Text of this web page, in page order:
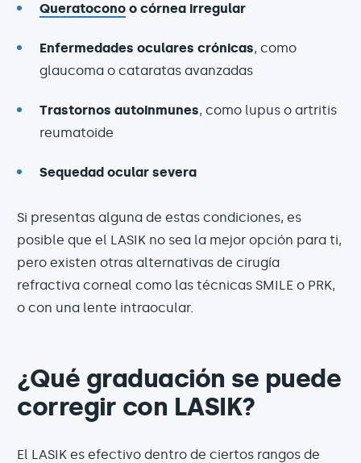
Queratocono o córnea irregular
Enfermedades oculares crónicas, como
glaucoma o cataratas avanzadas
Trastornos autoinmunes, como lupus o artritis
reumatoide
Sequedad ocular severa
Si presentas alguna de estas condiciones, es
posible que el LASIK no sea la mejor opción para ti,
pero existen otras alternativas de cirugía
refractiva corneal como las técnicas SMILE o PRK,
o con una lente intraocular.
¿Qué graduación se puede
corregir con LASIK?
El LASIK es efectivo dentro de ciertos rangos de